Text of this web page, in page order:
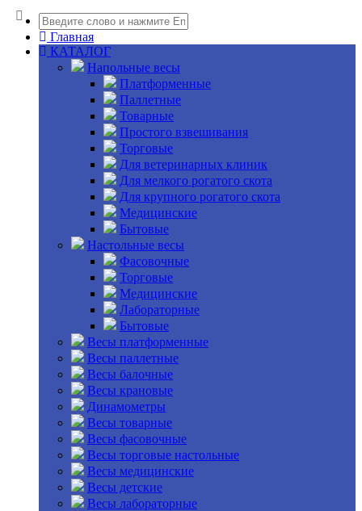
Главная
КАТАЛОГ
Напольные весы
Платформенные
Паллетные
Товарные
Простого взвешивания
Торговые
Для ветеринарных клиник
Для мелкого рогатого скота
Для крупного рогатого скота
Медицинские
Бытовые
Настольные весы
Фасовочные
Торговые
Медицинские
Лабораторные
Бытовые
Весы платформенные
Весы паллетные
Весы балочные
Весы крановые
Динамометры
Весы товарные
Весы фасовочные
Весы торговые настольные
Весы медицинские
Весы детские
Весы лабораторные